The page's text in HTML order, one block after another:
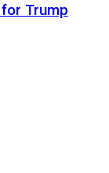
Trump